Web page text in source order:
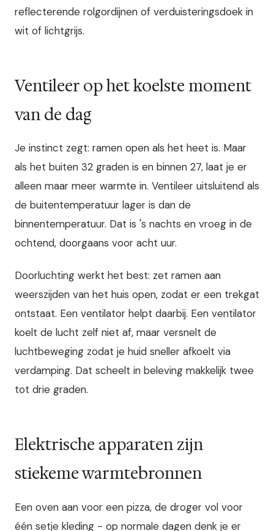
reflecterende rolgordijnen of verduisteringsdoek in
wit of lichtgrijs.
Ventileer op het koelste moment
van de dag
Je instinct zegt: ramen open als het heet is. Maar
als het buiten 32 graden is en binnen 27, laat je er
alleen maar meer warmte in. Ventileer uitsluitend als
de buitentemperatuur lager is dan de
binnentemperatuur. Dat is 's nachts en vroeg in de
ochtend, doorgaans voor acht uur.
Doorluchting werkt het best: zet ramen aan
weerszijden van het huis open, zodat er een trekgat
ontstaat. Een ventilator helpt daarbij. Een ventilator
koelt de lucht zelf niet af, maar versnelt de
luchtbeweging zodat je huid sneller afkoelt via
verdamping. Dat scheelt in beleving makkelijk twee
tot drie graden.
Elektrische apparaten zijn
stiekeme warmtebronnen
Een oven aan voor een pizza, de droger vol voor
één setje kleding - op normale dagen denk je er